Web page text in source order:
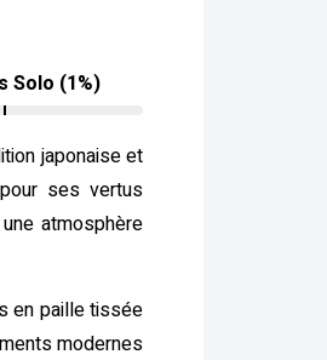
Solo (1%)
japonaise et
ses vertus
atmosphère
en paille tissée
modernes